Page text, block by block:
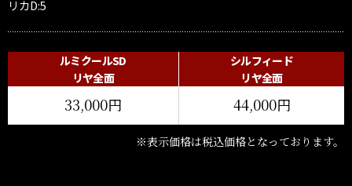
リカD:5
ルミクールSD
リヤ全面
シルフィード
リヤ全面
33,000円 44,000円
※表示価格は税込価格となっております。